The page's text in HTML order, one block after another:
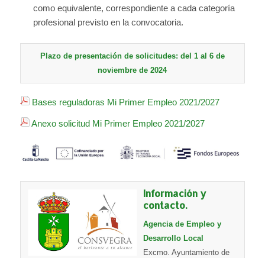
como equivalente, correspondiente a cada categoría
profesional previsto en la convocatoria.
Plazo de presentación de solicitudes: del 1 al 6 de
noviembre de 2024
Bases reguladoras Mi Primer Empleo 2021/2027
Anexo solicitud Mi Primer Empleo 2021/2027
Información y
contacto.
Agencia de Empleo y
Desarrollo Local
Excmo. Ayuntamiento de